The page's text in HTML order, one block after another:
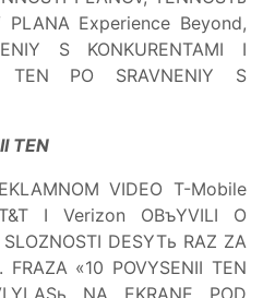
PLANA Experience Beyond,
S KONKURENTAMI I
TEN PO SRAVNENIY S
TEN
VIDEO T-Mobile
I Verizon OBъYVILI O
DESYTь RAZ ZA
FRAZA «10 POVYSENII TEN
NA EKRANE POD